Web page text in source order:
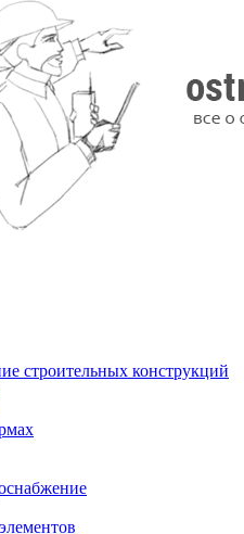
строительных конструкций